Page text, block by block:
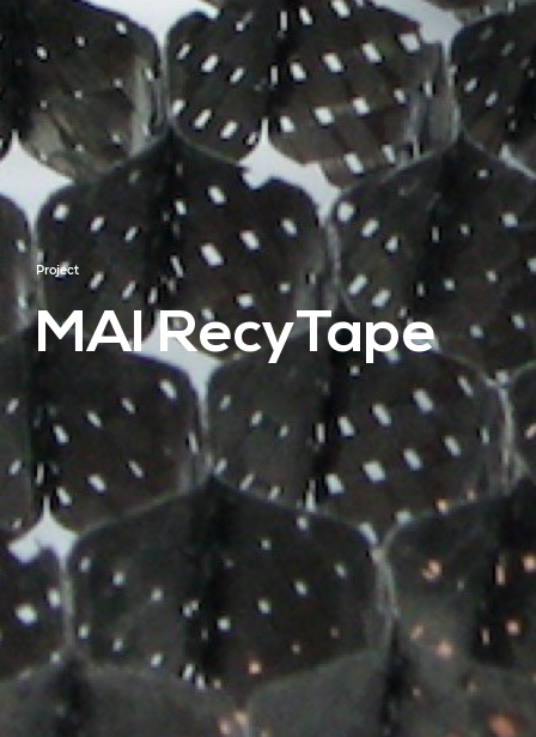
Project
MAI RecyTape